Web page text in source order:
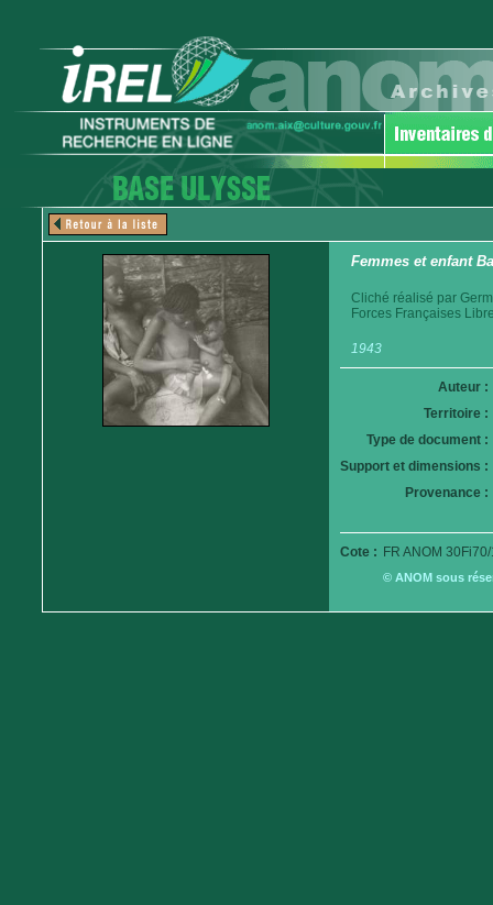
Femmes et enfant
Cliché réalisé par
Forces Françaises
1943
Auteur :
Territoire :
Type de document :
Support et dimensions :
Provenance :
Cote : FR ANOM
© ANOM sous